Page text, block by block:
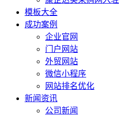
模板大全
成功案例
企业官网
门户网站
外贸网站
微信小程序
网站排名优化
新闻资讯
公司新闻